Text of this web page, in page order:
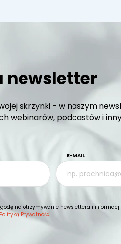
newsletter
skrzynki - w naszym
webinarów, podcastów i
E-MAIL
na otrzymywanie newslettera i
Polityką Prywatności.